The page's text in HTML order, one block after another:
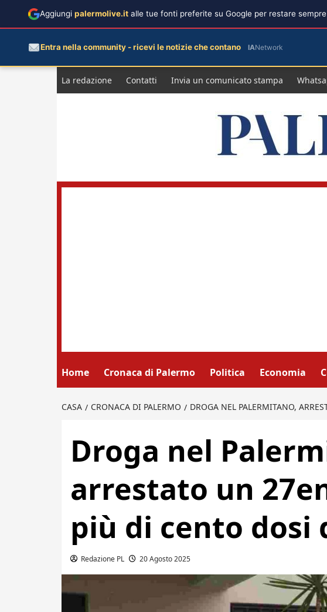
La redazione Contatti Invia un comunicato stampa
Home Cronaca di Palermo Politica Economia
CASA CRONACA DI PALERMO DROGA NEL PALERMITANO,
Droga nel
arrestato un
più di cento dosi
Redazione PL 20 Agosto 2025
Aggiungi palermolive.it alle tue fonti preferite su Google per restare
Entra nella community - ricevi le notizie che contano IANetwork